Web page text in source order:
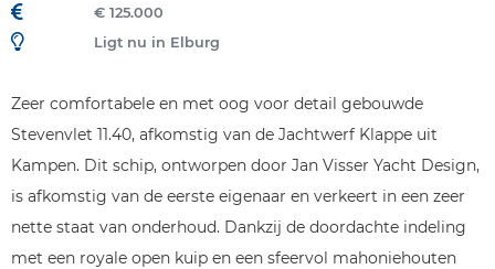
€ 125.000
Ligt nu in Elburg
Zeer comfortabele en met oog voor detail gebouwde
Stevenvlet 11.40, afkomstig van de Jachtwerf Klappe uit
Kampen. Dit schip, ontworpen door Jan Visser Yacht Design,
is afkomstig van de eerste eigenaar en verkeert in een zeer
nette staat van onderhoud. Dankzij de doordachte indeling
met een royale open kuip en een sfeervol mahoniehouten